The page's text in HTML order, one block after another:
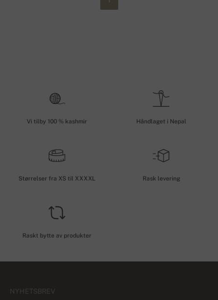
Vi tilby 100 % kashmir Håndlaget i Nepal
Størrelser fra XS til XXXXL Rask levering
Raskt bytte av produkter
NYHETSBREV